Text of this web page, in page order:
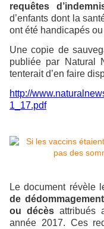
requêtes
d’enfants dont la
ont été handicapés
Une copie de
publiée par Natural
tenterait d’en faire
http://
1_17.pdf
Le document révèle
de
ou décèsattribués
année 2017. Ces